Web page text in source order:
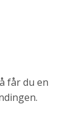
får du en